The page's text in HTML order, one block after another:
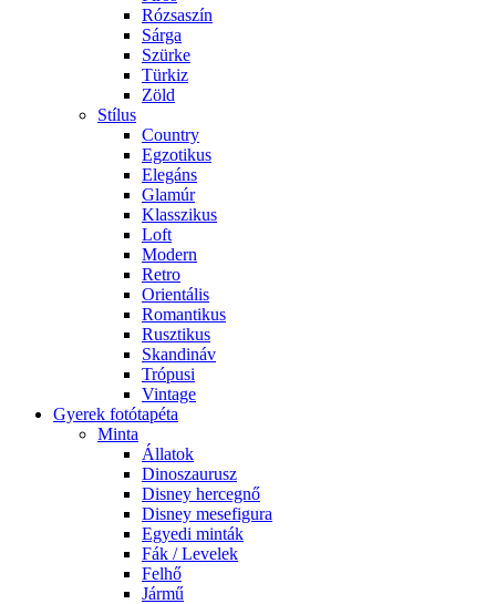
Rózsaszín
Sárga
Szürke
Türkiz
Zöld
Stílus
Country
Egzotikus
Elegáns
Glamúr
Klasszikus
Loft
Modern
Retro
Orientális
Romantikus
Rusztikus
Skandináv
Trópusi
Vintage
Gyerek fotótapéta
Minta
Állatok
Dinoszaurusz
Disney hercegnő
Disney mesefigura
Egyedi minták
Fák / Levelek
Felhő
Jármű